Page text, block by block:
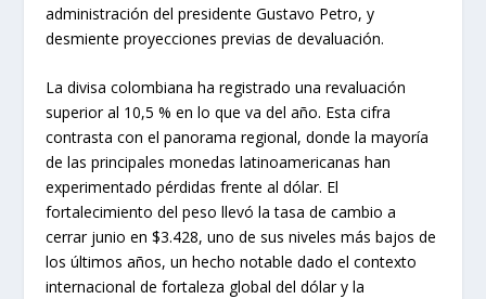
administración del presidente Gustavo Petro, y
desmiente proyecciones previas de devaluación.
La divisa colombiana ha registrado una revaluación
superior al 10,5 % en lo que va del año. Esta cifra
contrasta con el panorama regional, donde la mayoría
de las principales monedas latinoamericanas han
experimentado pérdidas frente al dólar. El
fortalecimiento del peso llevó la tasa de cambio a
cerrar junio en $3.428, uno de sus niveles más bajos de
los últimos años, un hecho notable dado el contexto
internacional de fortaleza global del dólar y la